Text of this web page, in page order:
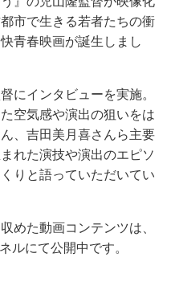
市で生きる若者たちの衝
青春映画が誕生しまし
にインタビューを実施。
空気感や演出の狙いをは
、吉田美月喜さんら主要
れた演技や演出のエピソ
りと語っていただいてい
めた動画コンテンツは、
ルにて公開中です。